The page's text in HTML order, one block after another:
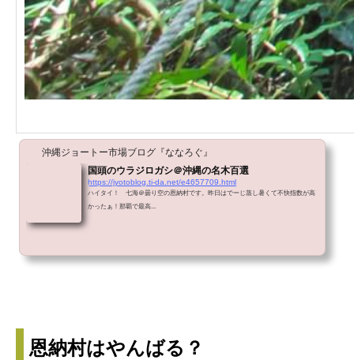
沖縄ジョートー市場ブログ『ななろぐ』
国頭のウラジロガシ＠沖縄の名木百選
https://jyotoblog.ti-da.net/e4657709.html
ハイタイ！ 七海＠曇り空の恩納村です。昨日はでーじ蒸し暑くて不快指数が高
かったぁ！那覇で最高...
恩納村はやんばる？